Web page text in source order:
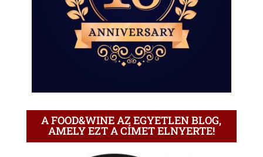
A FOOD&WINE AZ EGYETLEN BLOG,
AMELY EZT A CÍMET ELNYERTE!